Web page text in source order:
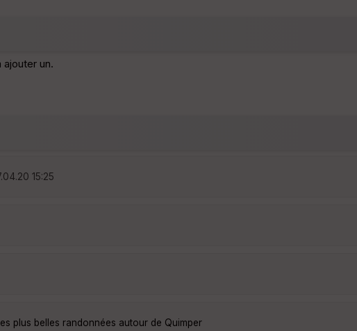
un.
15:25
Les plus belles randonnées autour de Quimper